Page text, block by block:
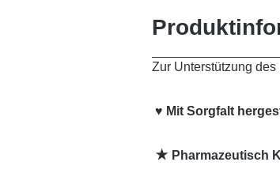
Zur Unterstützung
♥ Mit Sorgfalt
★ Pharmazeutisch